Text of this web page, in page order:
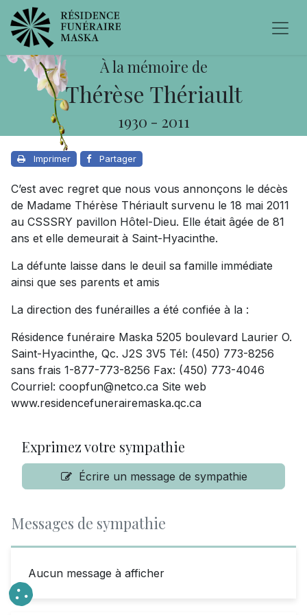
À la mémoire de
Thérèse Thériault
1930 - 2011
Imprimer Partager
C’est avec regret que nous vous annonçons le décès
de Madame Thérèse Thériault survenu le 18 mai 2011
au CSSSRY pavillon Hôtel-Dieu. Elle était âgée de 81
ans et elle demeurait à Saint-Hyacinthe.
La défunte laisse dans le deuil sa famille immédiate
ainsi que ses parents et amis
La direction des funérailles a été confiée à la :
Résidence funéraire Maska 5205 boulevard Laurier O.
Saint-Hyacinthe, Qc. J2S 3V5 Tél: (450) 773-8256
sans frais 1-877-773-8256 Fax: (450) 773-4046
Courriel: coopfun@netco.ca Site web
www.residencefunerairemaska.qc.ca
Exprimez votre sympathie
Écrire un message de sympathie
Messages de sympathie
Aucun message à afficher